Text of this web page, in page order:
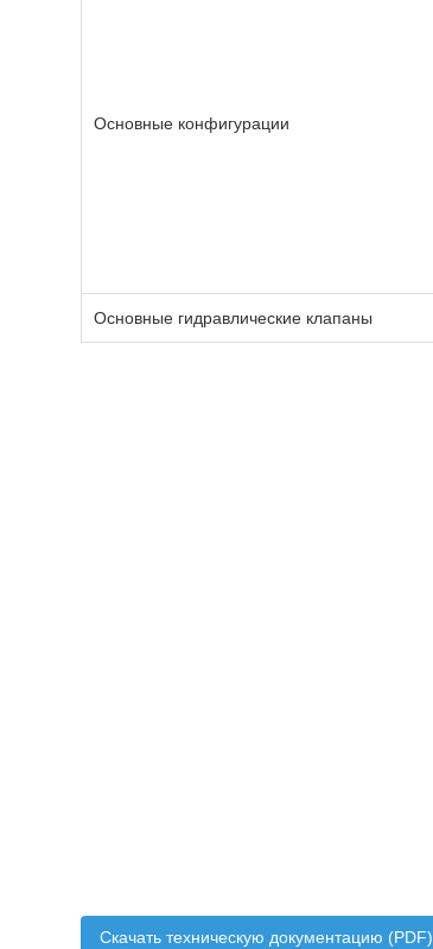
Основные конфигурации
Основные гидравлические клапаны
Скачать техническую документацию (PDF)